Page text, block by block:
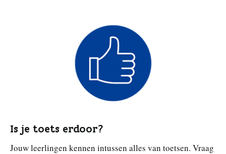
Is je toets erdoor?
Jouw leerlingen kennen intussen alles van toetsen. Vraag